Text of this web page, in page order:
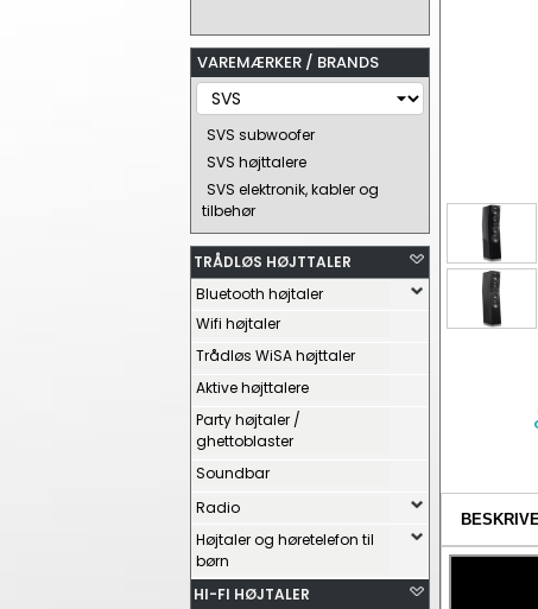
VAREMÆRKER / BRANDS
SVS subwoofer
SVS højttalere
SVS elektronik, kabler og
tilbehør
TRÅDLØS HØJTTALER
Bluetooth højtaler
Wifi højtaler
Trådløs WiSA højttaler
Aktive højttalere
Party højtaler /
ghettoblaster
Soundbar
Radio
Højtaler og høretelefon til
børn
HI-FI HØJTALER